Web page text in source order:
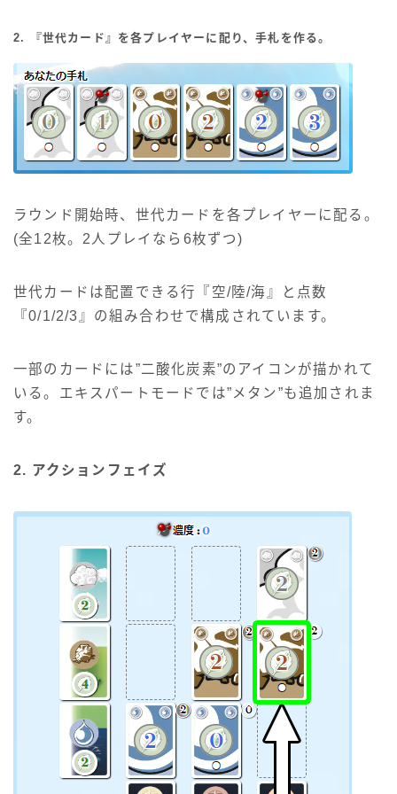
2. 『世代カード』を各プレイヤーに配り、手札を作る。
ラウンド開始時、世代カードを各プレイヤーに配る。
(全12枚。2人プレイなら6枚ずつ)
世代カードは配置できる行『空/陸/海』と点数
『0/1/2/3』の組み合わせで構成されています。
一部のカードには”二酸化炭素”のアイコンが描かれて
いる。エキスパートモードでは”メタン”も追加されま
す。
2. アクションフェイズ